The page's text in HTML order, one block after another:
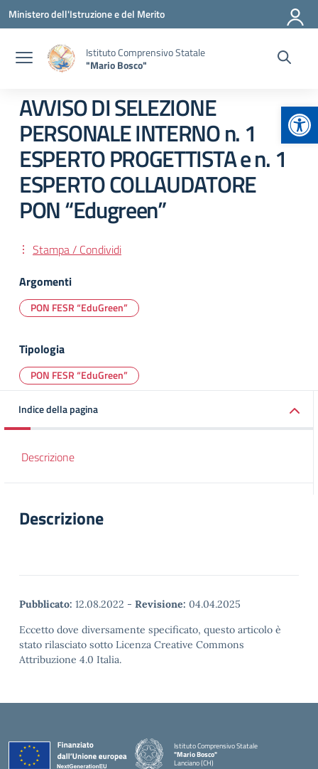
Vai ai contenuti
Vai al menu di navigazione
Vai al footer
Ministero dell'Istruzione e del Merito
Istituto Comprensivo Statale
"Mario Bosco"
AVVISO DI SELEZIONE
PERSONALE INTERNO n. 1
ESPERTO PROGETTISTA e n. 1
ESPERTO COLLAUDATORE
PON “Edugreen”
Stampa / Condividi
Argomenti
PON FESR “EduGreen”
Tipologia
PON FESR “EduGreen”
Indice della pagina
Descrizione
Descrizione
Pubblicato: 12.08.2022 - Revisione: 04.04.2025
Eccetto dove diversamente specificato, questo articolo è
stato rilasciato sotto Licenza Creative Commons
Attribuzione 4.0 Italia.
Istituto Comprensivo Statale
"Mario Bosco"
Lanciano (CH)